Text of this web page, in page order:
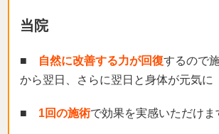
当院
■ 自然に改善する力が回復するので
から翌日、さらに翌日と身体が元気に
■ 1回の施術で効果を実感いただけま